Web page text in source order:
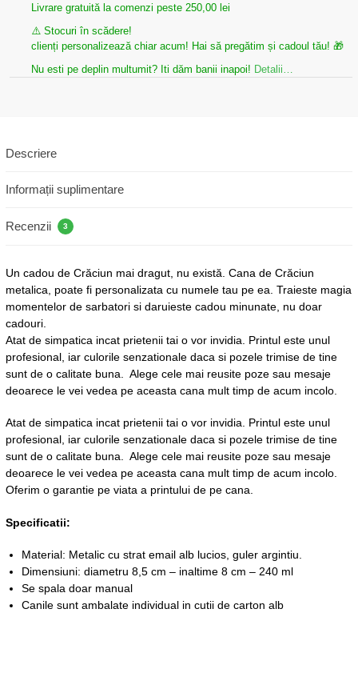
Livrare gratuită la comenzi peste 250,00 lei
⚠️ Stocuri în scădere!
clienți personalizează chiar acum! Hai să pregătim și cadoul tău! 🎁
Nu esti pe deplin multumit? Iti dăm banii inapoi! Detalii…
Descriere
Informații suplimentare
Recenzii 3
Un cadou de Crăciun mai dragut, nu există. Cana de Crăciun
metalica, poate fi personalizata cu numele tau pe ea. Traieste magia
momentelor de sarbatori si daruieste cadou minunate, nu doar
cadouri.
Atat de simpatica incat prietenii tai o vor invidia. Printul este unul
profesional, iar culorile senzationale daca si pozele trimise de tine
sunt de o calitate buna. Alege cele mai reusite poze sau mesaje
deoarece le vei vedea pe aceasta cana mult timp de acum incolo.
Atat de simpatica incat prietenii tai o vor invidia. Printul este unul
profesional, iar culorile senzationale daca si pozele trimise de tine
sunt de o calitate buna. Alege cele mai reusite poze sau mesaje
deoarece le vei vedea pe aceasta cana mult timp de acum incolo.
Oferim o garantie pe viata a printului de pe cana.
Specificatii:
Material: Metalic cu strat email alb lucios, guler argintiu.
Dimensiuni: diametru 8,5 cm – inaltime 8 cm – 240 ml
Se spala doar manual
Canile sunt ambalate individual in cutii de carton alb